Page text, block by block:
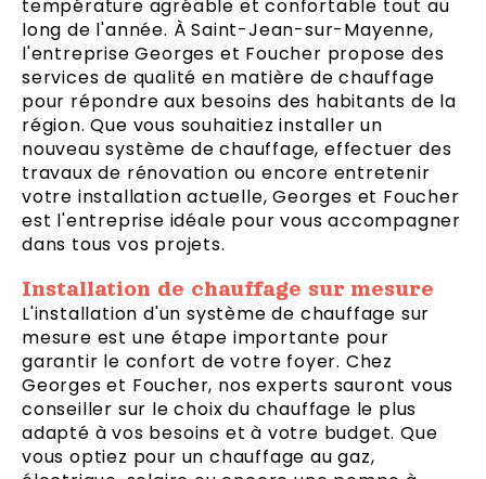
température agréable et confortable tout au
long de l'année. À Saint-Jean-sur-Mayenne,
l'entreprise Georges et Foucher propose des
services de qualité en matière de chauffage
pour répondre aux besoins des habitants de la
région. Que vous souhaitiez installer un
nouveau système de chauffage, effectuer des
travaux de rénovation ou encore entretenir
votre installation actuelle, Georges et Foucher
est l'entreprise idéale pour vous accompagner
dans tous vos projets.
Installation de chauffage sur mesure
L'installation d'un système de chauffage sur
mesure est une étape importante pour
garantir le confort de votre foyer. Chez
Georges et Foucher, nos experts sauront vous
conseiller sur le choix du chauffage le plus
adapté à vos besoins et à votre budget. Que
vous optiez pour un chauffage au gaz,